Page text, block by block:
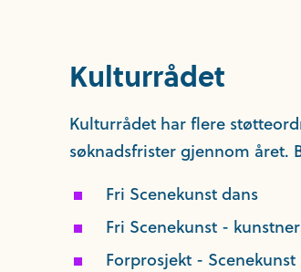
Kulturrådet
Kulturrådet har flere
søknadsfrister gjennom året.
Fri Scenekunst dans
Fri Scenekunst -
Forprosjekt - Scenekunst